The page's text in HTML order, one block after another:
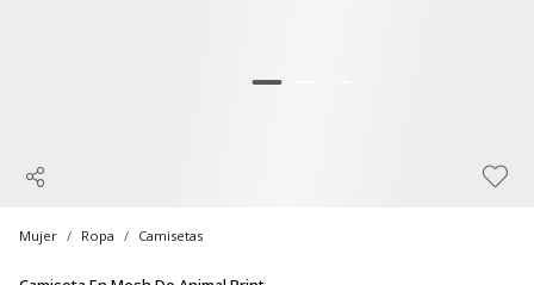
Mujer Ropa Camisetas